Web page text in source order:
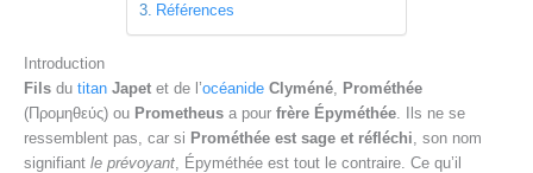
Références
Introduction
Fils du titan Japet et de l’océanide Clyméné
Prométhée
(Προμηθεύς) ou Prometheus a pour frère Épyméthée . Ils ne se
ressemblent pas, car si Prométhée est sage et réfléchi , son nom
signifiant le prévoyant , Épyméthée est tout le contraire. Ce qu’il